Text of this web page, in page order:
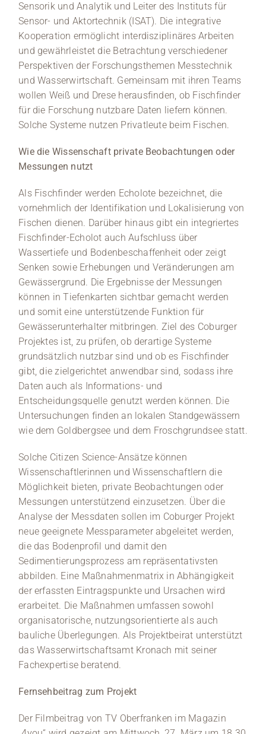
Sensorik und Analytik und Leiter des Instituts für
Sensor- und Aktortechnik (ISAT). Die integrative
Kooperation ermöglicht interdisziplinäres Arbeiten
und gewährleistet die Betrachtung verschiedener
Perspektiven der Forschungsthemen Messtechnik
und Wasserwirtschaft. Gemeinsam mit ihren Teams
wollen Weiß und Drese herausfinden, ob Fischfinder
für die Forschung nutzbare Daten liefern können.
Solche Systeme nutzen Privatleute beim Fischen.
Wie die Wissenschaft private Beobachtungen oder
Messungen nutzt
Als Fischfinder werden Echolote bezeichnet, die
vornehmlich der Identifikation und Lokalisierung von
Fischen dienen. Darüber hinaus gibt ein integriertes
Fischfinder-Echolot auch Aufschluss über
Wassertiefe und Bodenbeschaffenheit oder zeigt
Senken sowie Erhebungen und Veränderungen am
Gewässergrund. Die Ergebnisse der Messungen
können in Tiefenkarten sichtbar gemacht werden
und somit eine unterstützende Funktion für
Gewässerunterhalter mitbringen. Ziel des Coburger
Projektes ist, zu prüfen, ob derartige Systeme
grundsätzlich nutzbar sind und ob es Fischfinder
gibt, die zielgerichtet anwendbar sind, sodass ihre
Daten auch als Informations- und
Entscheidungsquelle genutzt werden können. Die
Untersuchungen finden an lokalen Standgewässern
wie dem Goldbergsee und dem Froschgrundsee statt.
Solche Citizen Science-Ansätze können
Wissenschaftlerinnen und Wissenschaftlern die
Möglichkeit bieten, private Beobachtungen oder
Messungen unterstützend einzusetzen. Über die
Analyse der Messdaten sollen im Coburger Projekt
neue geeignete Messparameter abgeleitet werden,
die das Bodenprofil und damit den
Sedimentierungsprozess am repräsentativsten
abbilden. Eine Maßnahmenmatrix in Abhängigkeit
der erfassten Eintragspunkte und Ursachen wird
erarbeitet. Die Maßnahmen umfassen sowohl
organisatorische, nutzungsorientierte als auch
bauliche Überlegungen. Als Projektbeirat unterstützt
das Wasserwirtschaftsamt Kronach mit seiner
Fachexpertise beratend.
Fernsehbeitrag zum Projekt
Der Filmbeitrag von TV Oberfranken im Magazin